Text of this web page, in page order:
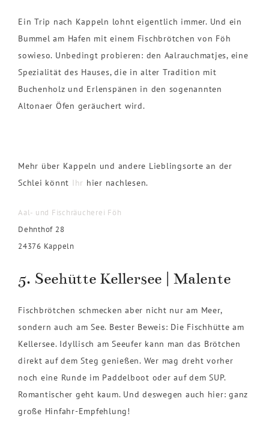
Ein Trip nach Kappeln lohnt eigentlich immer. Und ein
Bummel am Hafen mit einem Fischbrötchen von Föh
sowieso. Unbedingt probieren: den Aalrauchmatjes, eine
Spezialität des Hauses, die in alter Tradition mit
Buchenholz und Erlenspänen in den sogenannten
Altonaer Öfen geräuchert wird.
Mehr über Kappeln und andere Lieblingsorte an der
Schlei könnt Ihr hier nachlesen.
Aal- und Fischräucherei Föh
Dehnthof 28
24376 Kappeln
5. Seehütte Kellersee | Malente
Fischbrötchen schmecken aber nicht nur am Meer,
sondern auch am See. Bester Beweis: Die Fischhütte am
Kellersee. Idyllisch am Seeufer kann man das Brötchen
direkt auf dem Steg genießen. Wer mag dreht vorher
noch eine Runde im Paddelboot oder auf dem SUP.
Romantischer geht kaum. Und deswegen auch hier: ganz
große Hinfahr-Empfehlung!